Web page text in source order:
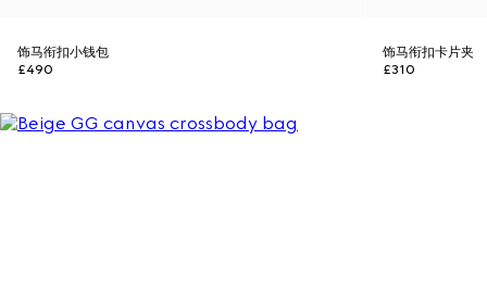
饰马衔扣小钱包
£490
饰马衔扣卡片夹
£310